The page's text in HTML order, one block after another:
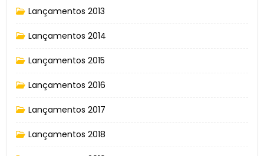
Lançamentos 2013
Lançamentos 2014
Lançamentos 2015
Lançamentos 2016
Lançamentos 2017
Lançamentos 2018